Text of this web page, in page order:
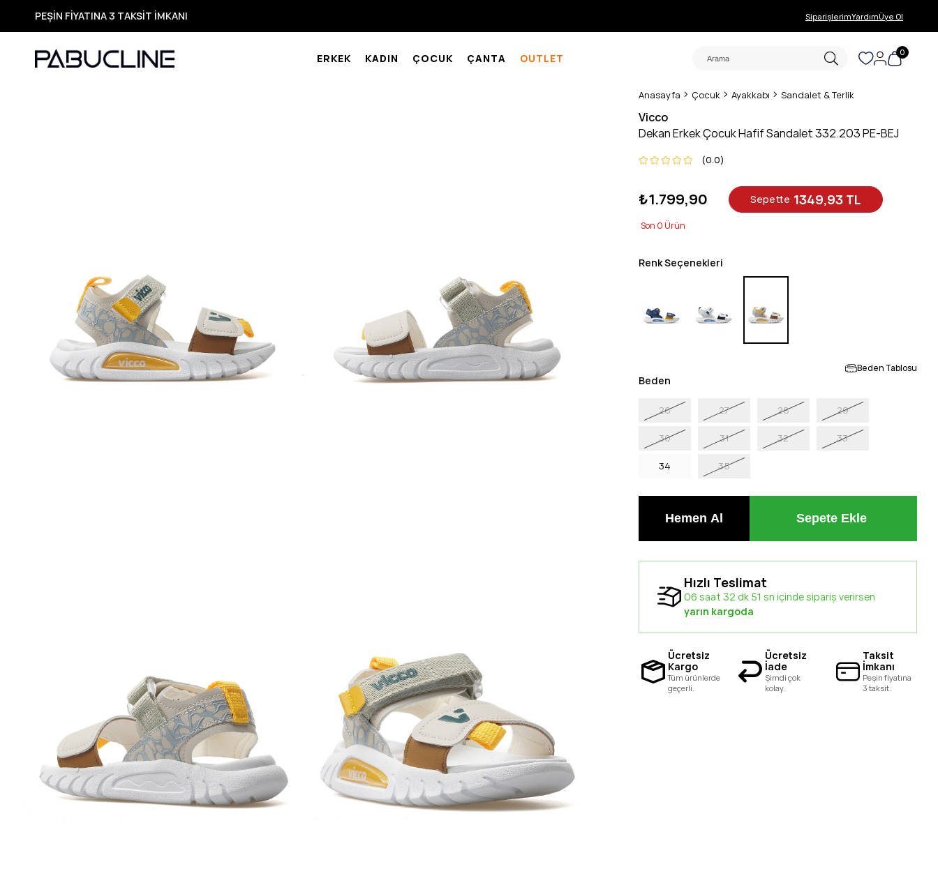
TÜM ÜRÜNLERDE ÜCRETSİZ KARGO
Yeni Sezon Ürünlerde Özel Fırsatlar
Seçili Ürünlerde Hızlı Teslimat
SiparişlerimYardımÜye Ol
ERKEK KADIN ÇOCUK ÇANTA OUTLET 0
Anasayfa Çocuk Ayakkabı Sandalet & Terlik
Vicco
Dekan Erkek Çocuk Hafif Sandalet 332.203 PE-BEJ
0.0
₺1.799,90 Sepette 1349,93 TL
0
Renk Seçenekleri
Beden Tablosu
Beden
26 27 28 29
30 31 32 33
34 35
Hızlı Teslimat
06 saat 32 dk 50 sn içinde sipariş verirsen
yarın kargoda
Ücretsiz
Kargo
Tüm ürünlerde
geçerli.
Ücretsiz
İade
Şimdi çok
kolay.
Taksit
İmkanı
Peşin fiyatına
3 taksit.